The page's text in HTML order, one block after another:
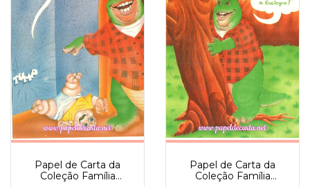
Papel de Carta da
Coleção Família
Papel de Carta da
Coleção Família